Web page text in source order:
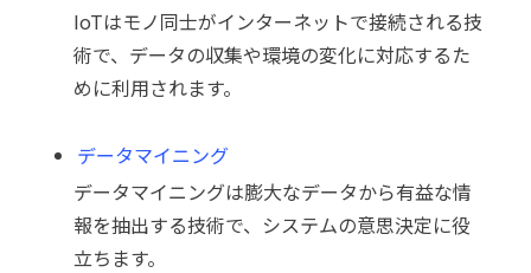
IoTはモノ同士がインターネットで接続される技
術で、データの収集や環境の変化に対応するた
めに利用されます。
データマイニング
データマイニングは膨大なデータから有益な情
報を抽出する技術で、システムの意思決定に役
立ちます。